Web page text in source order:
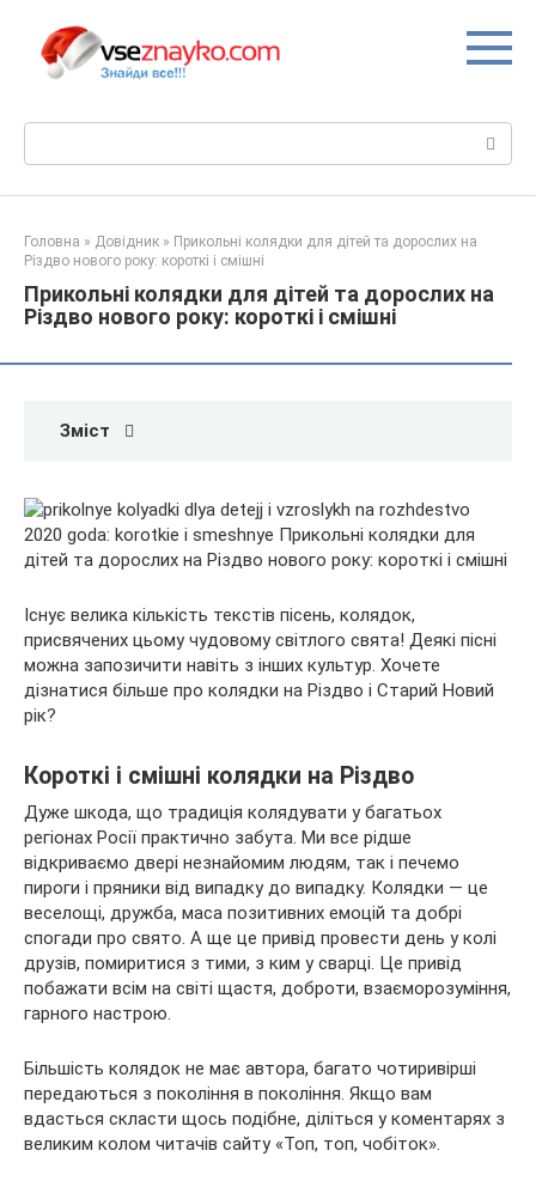
вмісту
Головна » Довідник » Прикольні колядки для дітей та дорослих на
Різдво нового року: короткі і смішні
Прикольні колядки для дітей та дорослих на
Різдво нового року: короткі і смішні
Зміст
Існує велика кількість текстів пісень, колядок,
присвячених цьому чудовому світлого свята! Деякі пісні
можна запозичити навіть з інших культур. Хочете
дізнатися більше про колядки на Різдво і Старий Новий
рік?
Короткі і смішні колядки на Різдво
Дуже шкода, що традиція колядувати у багатьох
регіонах Росії практично забута. Ми все рідше
відкриваємо двері незнайомим людям, так і печемо
пироги і пряники від випадку до випадку. Колядки — це
веселощі, дружба, маса позитивних емоцій та добрі
спогади про свято. А ще це привід провести день у колі
друзів, помиритися з тими, з ким у сварці. Це привід
побажати всім на світі щастя, доброти, взаєморозуміння,
гарного настрою.
Більшість колядок не має автора, багато чотиривірші
передаються з покоління в покоління. Якщо вам
вдасться скласти щось подібне, діліться у коментарях з
великим колом читачів сайту «Топ, топ, чобіток».